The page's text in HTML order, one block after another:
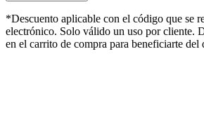
*Descuento aplicable con el código que se
electrónico. Solo válido un uso por cliente.
en el carrito de compra para beneficiarte del